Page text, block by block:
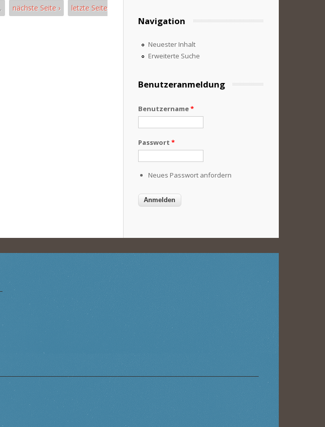
nächste Seite ›
letzte Seite
Navigation
Neuester Inhalt
Erweiterte Suche
Benutzeranmeldung
Benutzername*
Passwort *
Neues Passwort anfordern